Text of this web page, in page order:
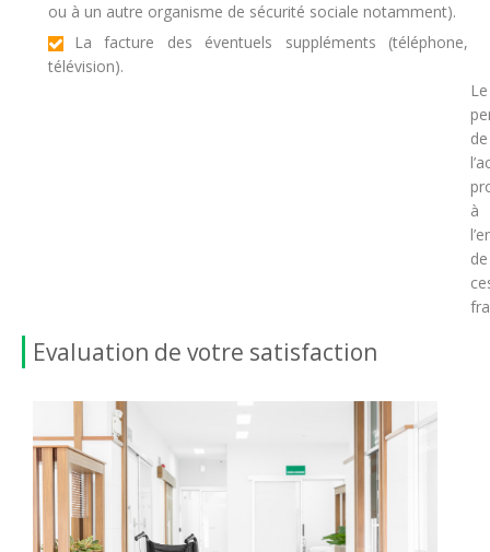
ou à un autre organisme de sécurité sociale notamment).
La facture des éventuels suppléments (téléphone,
télévision).
Le
de
à
de
Evaluation de votre satisfaction